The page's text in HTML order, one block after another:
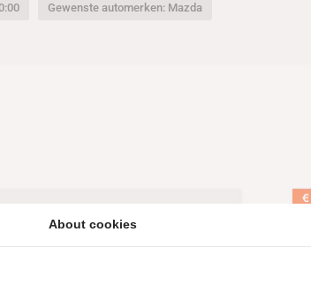
Gewenste automerken: Mazda
Raceauto
E46 M3 CUP
€
About cookies